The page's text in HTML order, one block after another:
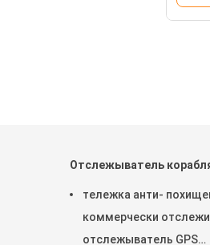
Отслежыватель
тележка анти-
коммерчески
отслежыватель GPS